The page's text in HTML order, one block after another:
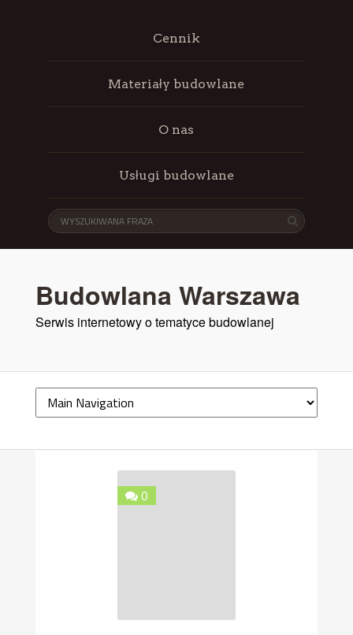
Cennik
Materiały budowlane
O nas
Usługi budowlane
Budowlana Warszawa
Serwis internetowy o tematyce budowlanej
0